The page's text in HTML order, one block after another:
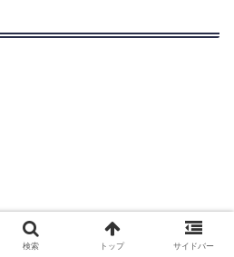
検索 トップ サイドバー